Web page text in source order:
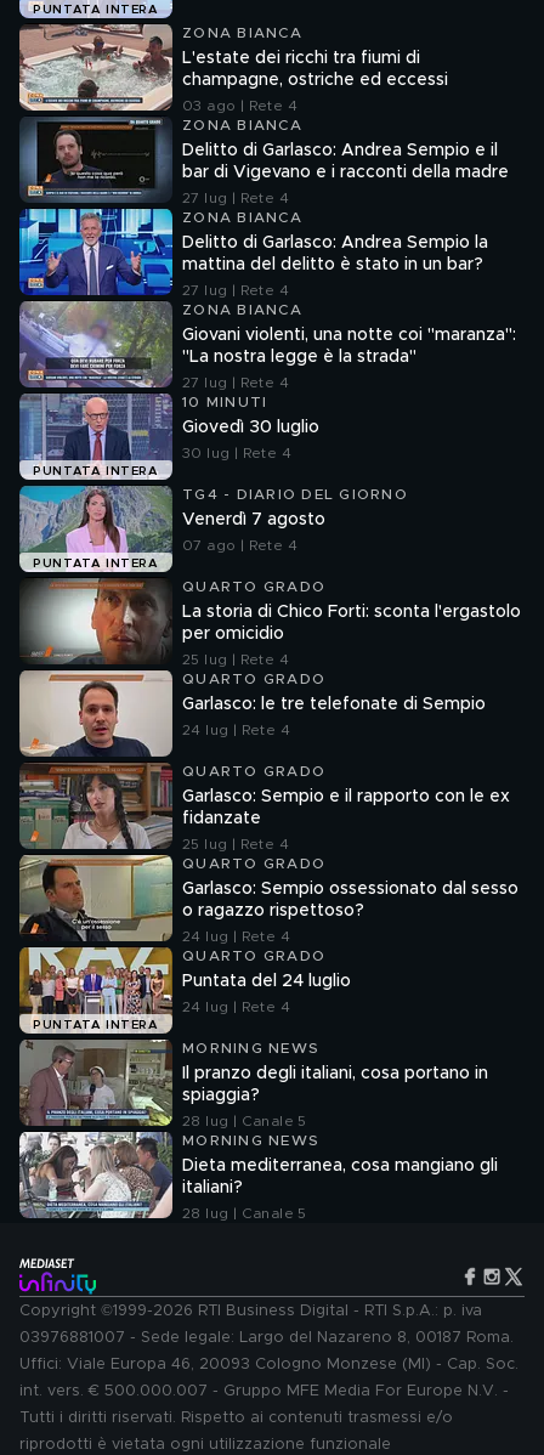
PUNTATA INTERA
ZONA BIANCA
L'estate dei ricchi tra fiumi di
champagne, ostriche ed eccessi
03 ago | Rete 4
ZONA BIANCA
Delitto di Garlasco: Andrea Sempio e il
bar di Vigevano e i racconti della madre
27 lug | Rete 4
ZONA BIANCA
Delitto di Garlasco: Andrea Sempio la
mattina del delitto è stato in un bar?
27 lug | Rete 4
ZONA BIANCA
Giovani violenti, una notte coi "maranza":
"La nostra legge è la strada"
27 lug | Rete 4
PUNTATA INTERA
10 MINUTI
Giovedì 30 luglio
30 lug | Rete 4
PUNTATA INTERA
TG4 - DIARIO DEL GIORNO
Venerdì 7 agosto
07 ago | Rete 4
QUARTO GRADO
La storia di Chico Forti: sconta l'ergastolo
per omicidio
25 lug | Rete 4
QUARTO GRADO
Garlasco: le tre telefonate di Sempio
24 lug | Rete 4
QUARTO GRADO
Garlasco: Sempio e il rapporto con le ex
fidanzate
25 lug | Rete 4
QUARTO GRADO
Garlasco: Sempio ossessionato dal sesso
o ragazzo rispettoso?
24 lug | Rete 4
PUNTATA INTERA
QUARTO GRADO
Puntata del 24 luglio
24 lug | Rete 4
MORNING NEWS
Il pranzo degli italiani, cosa portano in
spiaggia?
28 lug | Canale 5
MORNING NEWS
Dieta mediterranea, cosa mangiano gli
italiani?
28 lug | Canale 5
Copyright ©1999-2026 RTI Business Digital - RTI S.p.A.: p. iva
03976881007 - Sede legale: Largo del Nazareno 8, 00187 Roma.
Uffici: Viale Europa 46, 20093 Cologno Monzese (MI) - Cap. Soc.
int. vers. € 500.000.007 - Gruppo MFE Media For Europe N.V. -
Tutti i diritti riservati. Rispetto ai contenuti trasmessi e/o
riprodotti è vietata ogni utilizzazione funzionale